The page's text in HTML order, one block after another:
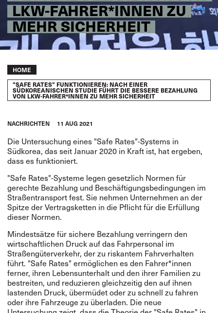
LKW-FAHRER*INNEN ZU
MEHR SICHERHEIT
Breadcrumb
HOME
"SAFE RATES" FUNKTIONIEREN: NACH EINER
SÜDKOREANISCHEN STUDIE FÜHRT DIE BESSERE BEZAHLUNG
VON LKW-FAHRER*INNEN ZU MEHR SICHERHEIT
NACHRICHTEN 11 AUG 2021
Die Untersuchung eines "Safe Rates"-Systems in
Südkorea, das seit Januar 2020 in Kraft ist, hat ergeben,
dass es funktioniert.
"Safe Rates"-Systeme legen gesetzlich Normen für
gerechte Bezahlung und Beschäftigungsbedingungen im
Straßentransport fest. Sie nehmen Unternehmen an der
Spitze der Vertragsketten in die Pflicht für die Erfüllung
dieser Normen.
Mindestsätze für sichere Bezahlung verringern den
wirtschaftlichen Druck auf das Fahrpersonal im
Straßengüterverkehr, der zu riskantem Fahrverhalten
führt. "Safe Rates" ermöglichen es den Fahrer*innen
ferner, ihren Lebensunterhalt und den ihrer Familien zu
bestreiten, und reduzieren gleichzeitig den auf ihnen
lastenden Druck, übermüdet oder zu schnell zu fahren
oder ihre Fahrzeuge zu überladen. Die neue